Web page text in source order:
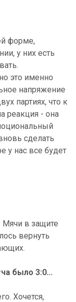
форме,
у них есть
это именно
напряжение
партиях, что к
реакция - она
сделать
у нас все будет
Мячи в защите
вернуть
было 3:0...
Хочется,